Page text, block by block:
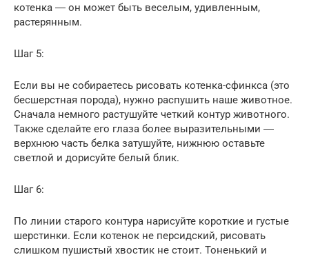
котенка ― он может быть веселым, удивленным,
растерянным.
Шаг 5:
Если вы не собираетесь рисовать котенка-сфинкса (это
бесшерстная порода), нужно распушить наше животное.
Сначала немного растушуйте четкий контур животного.
Также сделайте его глаза более выразительными ―
верхнюю часть белка затушуйте, нижнюю оставьте
светлой и дорисуйте белый блик.
Шаг 6:
По линии старого контура нарисуйте короткие и густые
шерстинки. Если котенок не персидский, рисовать
слишком пушистый хвостик не стоит. Тоненький и